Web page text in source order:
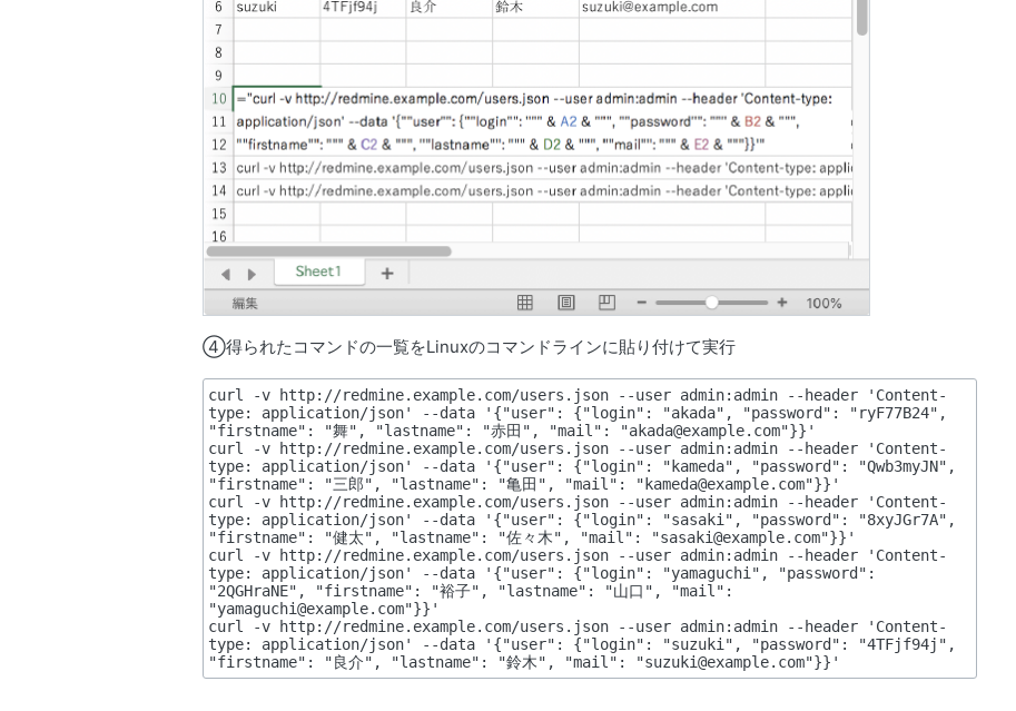
④得られたコマンドの一覧をLinuxのコマンドラインに貼り付けて実行
curl -v http://redmine.example.com/users.json --user admin:admin --header 'Content-
type: application/json' --data '{"user": {"login": "akada", "password": "ryF77B24",
"firstname": "舞", "lastname": "赤田", "mail": "akada@example.com"}}'
curl -v http://redmine.example.com/users.json --user admin:admin --header 'Content-
type: application/json' --data '{"user": {"login": "kameda", "password": "Qwb3myJN",
"firstname": "三郎", "lastname": "亀田", "mail": "kameda@example.com"}}'
curl -v http://redmine.example.com/users.json --user admin:admin --header 'Content-
type: application/json' --data '{"user": {"login": "sasaki", "password": "8xyJGr7A",
"firstname": "健太", "lastname": "佐々木", "mail": "sasaki@example.com"}}'
curl -v http://redmine.example.com/users.json --user admin:admin --header 'Content-
type: application/json' --data '{"user": {"login": "yamaguchi", "password":
"2QGHraNE", "firstname": "裕子", "lastname": "山口", "mail":
"yamaguchi@example.com"}}'
curl -v http://redmine.example.com/users.json --user admin:admin --header 'Content-
type: application/json' --data '{"user": {"login": "suzuki", "password": "4TFjf94j",